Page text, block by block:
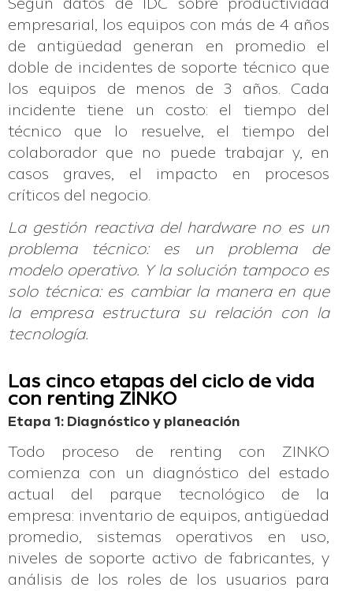
Según datos de IDC sobre productividad
empresarial, los equipos con más de 4 años
de antigüedad generan en promedio el
doble de incidentes de soporte técnico que
los equipos de menos de 3 años. Cada
incidente tiene un costo: el tiempo del
técnico que lo resuelve, el tiempo del
colaborador que no puede trabajar y, en
casos graves, el impacto en procesos
críticos del negocio.
La gestión reactiva del hardware no es un
problema técnico: es un problema de
modelo operativo. Y la solución tampoco es
solo técnica: es cambiar la manera en que
la empresa estructura su relación con la
tecnología.
Las cinco etapas del ciclo de vida
con renting ZINKO
Etapa 1: Diagnóstico y planeación
Todo proceso de renting con ZINKO
comienza con un diagnóstico del estado
actual del parque tecnológico de la
empresa: inventario de equipos, antigüedad
promedio, sistemas operativos en uso,
niveles de soporte activo de fabricantes, y
análisis de los roles de los usuarios para